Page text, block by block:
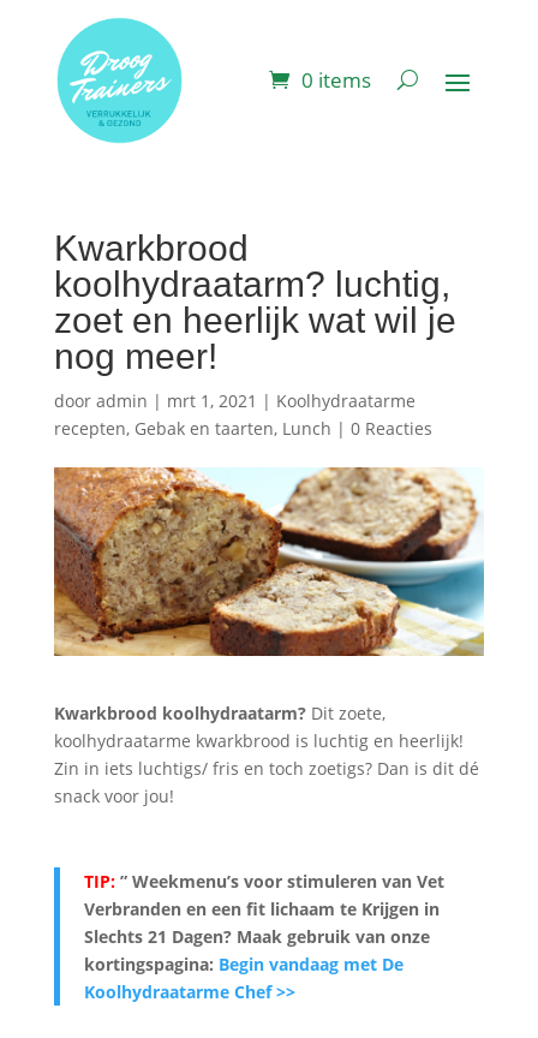
0 items
Kwarkbrood
koolhydraatarm? luchtig,
zoet en heerlijk wat wil je
nog meer!
door admin | mrt 1, 2021 | Koolhydraatarme
recepten, Gebak en taarten, Lunch | 0 Reacties
Kwarkbrood koolhydraatarm?Dit zoete,
koolhydraatarme kwarkbrood is luchtig en heerlijk!
Zin in iets luchtigs/ fris en toch zoetigs? Dan is dit dé
snack voor jou!
TIP:” Weekmenu’s voor stimuleren van Vet
Verbranden en een fit lichaam te Krijgen in
Slechts 21 Dagen? Maak gebruik van onze
kortingspagina: Begin vandaag met De
Koolhydraatarme Chef >>